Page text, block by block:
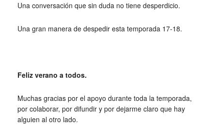
Una conversación que sin duda no tiene desperdicio.
Una gran manera de despedir esta temporada 17-18.
Feliz verano a todos.
Muchas gracias por el apoyo durante toda la temporada,
por colaborar, por difundir y por dejarme claro que hay
alguien al otro lado.